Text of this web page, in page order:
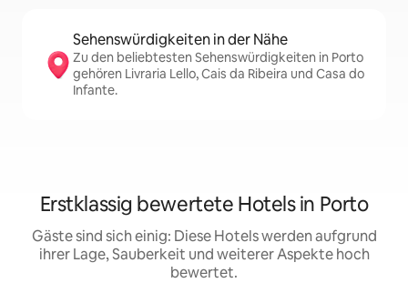
Sehenswürdigkeiten in der Nähe
Zu den beliebtesten Sehenswürdigkeiten in Porto
gehören Livraria Lello, Cais da Ribeira und Casa do
Infante.
Erstklassig bewertete Hotels in Porto
Gäste sind sich einig: Diese Hotels werden aufgrund
ihrer Lage, Sauberkeit und weiterer Aspekte hoch
bewertet.